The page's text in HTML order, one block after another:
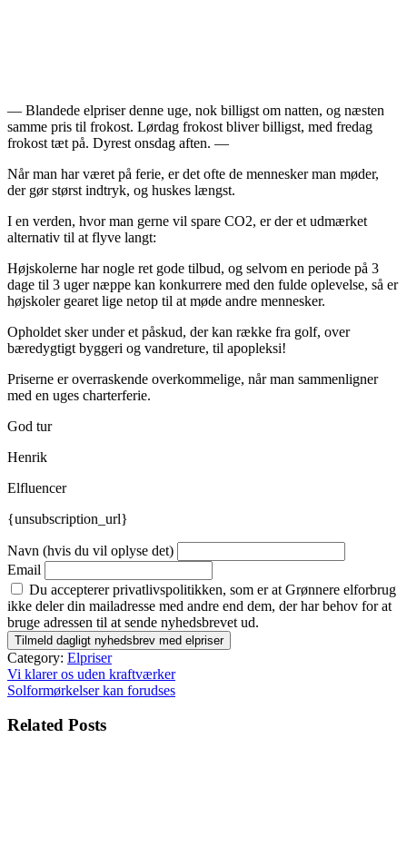
— Blandede elpriser denne uge, nok billigst om natten, og næsten
samme pris til frokost. Lørdag frokost bliver billigst, med fredag
frokost tæt på. Dyrest onsdag aften. —
Når man har været på ferie, er det ofte de mennesker man møder,
der gør størst indtryk, og huskes længst.
I en verden, hvor man gerne vil spare CO2, er der et udmærket
alternativ til at flyve langt:
Højskolerne har nogle ret gode tilbud, og selvom en periode på 3
dage til 3 uger næppe kan konkurrere med den fulde oplevelse, så er
højskoler gearet lige netop til at møde andre mennesker.
Opholdet sker under et påskud, der kan række fra golf, over
bæredygtigt byggeri og vandreture, til apopleksi!
Priserne er overraskende overkommelige, når man sammenligner
med en uges charterferie.
God tur
Henrik
Elfluencer
{unsubscription_url}
Navn (hvis du vil oplyse det)
Email
Du accepterer privatlivspolitikken, som er at Grønnere elforbrug
ikke deler din mailadresse med andre end dem, der har behov for at
bruge adressen til at sende nyhedsbrevet ud.
Category: Elpriser
Indlægsnavigation
Vi klarer os uden kraftværker
Solformørkelser kan forudses
Related Posts